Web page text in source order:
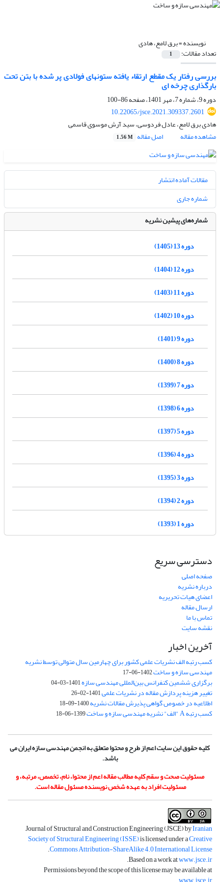
نویسنده =برق لامع، هادی
تعداد مقالات: 1
بررسی رفتار یک مقطع ارتقاء یافته ستونهای فولادی پر شده با بتن تحت
بارگذاری چرخه ای
دوره 9، شماره 7، مهر 1401، صفحه
86-100
10.22065/jsce.2021.309337.2601
هادی برق لامع، عادل فردوسی، سید آرش موسوی قاسمی
مشاهده مقاله
اصل مقاله 1.56 M
مقالات آماده انتشار
شماره جاری
شماره‌های پیشین نشریه
دوره 13 (1405)
دوره 12 (1404)
دوره 11 (1403)
دوره 10 (1402)
دوره 9 (1401)
دوره 8 (1400)
دوره 7 (1399)
دوره 6 (1398)
دوره 5 (1397)
دوره 4 (1396)
دوره 3 (1395)
دوره 2 (1394)
دوره 1 (1393)
دسترسی سریع
صفحه اصلی
درباره نشریه
اعضای هیات تحریریه
ارسال مقاله
تماس با ما
نقشه سایت
آخرین اخبار
کسب رتبه الف نشریات علمی کشور برای چهارمین سال متوالی توسط نشریه
مهندسی سازه و ساخت1402-06-17
برگزاری ششمین کنفرانس بین‌المللی مهندسی سازه1401-03-04
تغییر هزینه پردازش مقاله در نشریات علمی1401-02-26
اطلاعیه در خصوص گواهی پذیرش مقالات نشریه1400-09-18
کسب رتبه A "الف" نشریه مهندسی سازه و ساخت 1399-06-18
کلیه حقوق این سایت اعم از طرح و محتوا متعلق به انجمن مهندسی سازه ایران می
باشد.
مسئولیت صحت و سقم کلیه مطالب مقاله اعم از محتوا، نام، تخصص، مرتبه، و
مسئولیت افراد به عهده شخص نویسنده مسئول مقاله است.
Journal of Structural and Construction Engineering (JSCE) byIranian
Society of Structural Engineering (ISSE)is licensed under aCreative
Commons Attribution-ShareAlike 4.0 International License
.
Based on a work atwww.jsce.ir
.
Permissions beyond the scope of this license may be available at